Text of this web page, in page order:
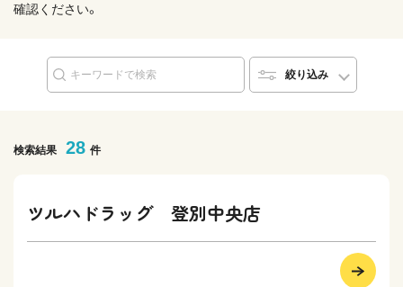
確認ください。
絞り込み
検索結果 28 件
ツルハドラッグ 登別中央店